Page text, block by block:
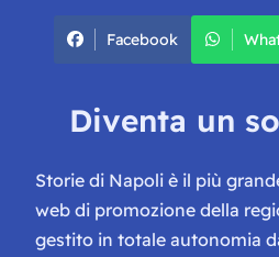
Facebook
Diventa un
Storie di Napoli è il più
web di promozione della
gestito in totale autonomia